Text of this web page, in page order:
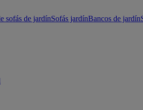
sofás de jardínSofás jardínBancos de jardín